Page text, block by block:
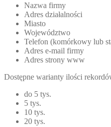
Nazwa firmy
Adres działalności
Miasto
Województwo
Telefon (komórkowy lub
Adres e-mail firmy
Adres strony www
Dostępne warianty ilości
do 5 tys.
5 tys.
10 tys.
20 tys.